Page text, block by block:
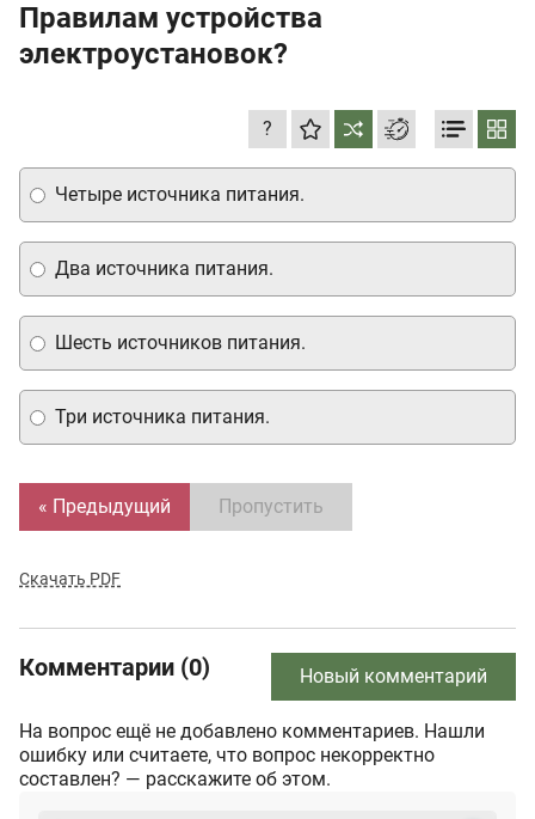
Правилам устройства
электроустановок?
?
Два источника питания.
Три источника питания.
Четыре источника питания.
Шесть источников питания.
« Предыдущий Пропустить
Скачать PDF
Комментарии (0) Новый комментарий
На вопрос ещё не добавлено комментариев. Нашли
ошибку или считаете, что вопрос некорректно
составлен? — расскажите об этом.